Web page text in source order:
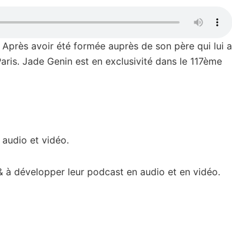
avoir été formée auprès de son père qui lui a
Jade Genin est en exclusivité dans le 117ème
et vidéo.
à développer leur podcast en audio et en vidéo.